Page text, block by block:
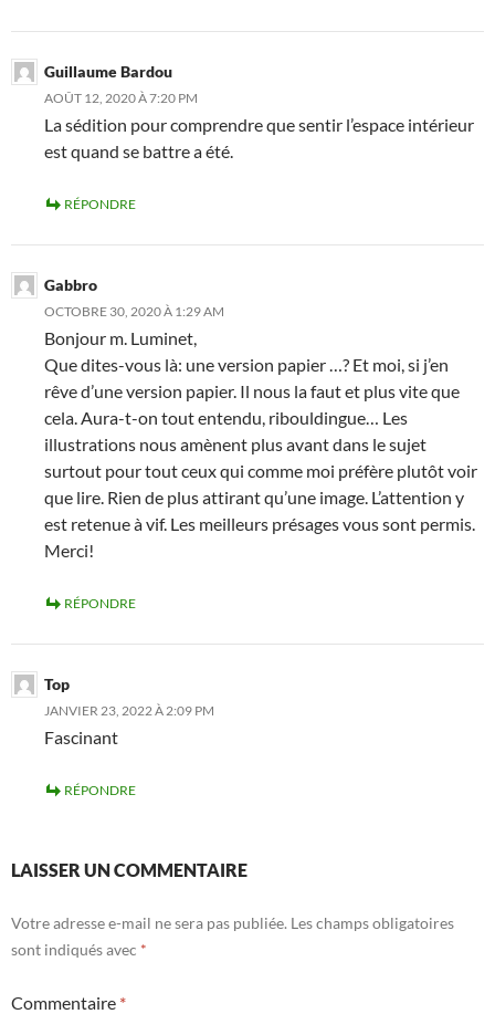
Guillaume Bardou
AOÛT 12, 2020 À 7:20 PM
La sédition pour comprendre que sentir l’espace intérieur
est quand se battre a été.
RÉPONDRE
Gabbro
OCTOBRE 30, 2020 À 1:29 AM
Bonjour m. Luminet,
Que dites-vous là: une version papier …? Et moi, si j’en
rêve d’une version papier. Il nous la faut et plus vite que
cela. Aura-t-on tout entendu, ribouldingue… Les
illustrations nous amènent plus avant dans le sujet
surtout pour tout ceux qui comme moi préfère plutôt voir
que lire. Rien de plus attirant qu’une image. L’attention y
est retenue à vif. Les meilleurs présages vous sont permis.
Merci!
RÉPONDRE
Top
JANVIER 23, 2022 À 2:09 PM
Fascinant
RÉPONDRE
LAISSER UN COMMENTAIRE
Votre adresse e-mail ne sera pas publiée. Les champs obligatoires
sont indiqués avec *
Commentaire *